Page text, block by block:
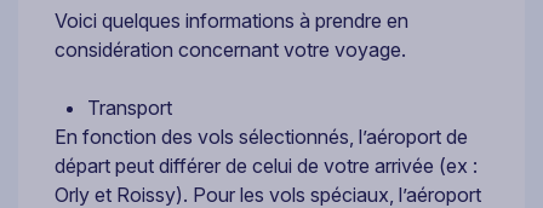
Voici quelques informations à prendre en
considération concernant votre voyage.
Transport
En fonction des vols sélectionnés, l’aéroport de
départ peut différer de celui de votre arrivée (ex :
Orly et Roissy). Pour les vols spéciaux, l’aéroport